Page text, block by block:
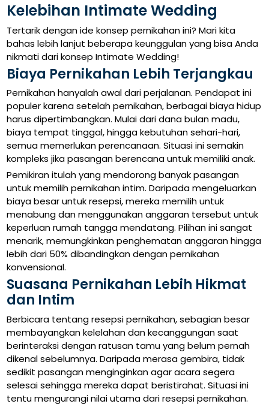
Kelebihan Intimate Wedding
Tertarik dengan ide konsep pernikahan ini? Mari kita
bahas lebih lanjut beberapa keunggulan yang bisa Anda
nikmati dari konsep Intimate Wedding!
Biaya Pernikahan Lebih Terjangkau
Pernikahan hanyalah awal dari perjalanan. Pendapat ini
populer karena setelah pernikahan, berbagai biaya hidup
harus dipertimbangkan. Mulai dari dana bulan madu,
biaya tempat tinggal, hingga kebutuhan sehari-hari,
semua memerlukan perencanaan. Situasi ini semakin
kompleks jika pasangan berencana untuk memiliki anak.
Pemikiran itulah yang mendorong banyak pasangan
untuk memilih pernikahan intim. Daripada mengeluarkan
biaya besar untuk resepsi, mereka memilih untuk
menabung dan menggunakan anggaran tersebut untuk
keperluan rumah tangga mendatang. Pilihan ini sangat
menarik, memungkinkan penghematan anggaran hingga
lebih dari 50% dibandingkan dengan pernikahan
konvensional.
Suasana Pernikahan Lebih Hikmat
dan Intim
Berbicara tentang resepsi pernikahan, sebagian besar
membayangkan kelelahan dan kecanggungan saat
berinteraksi dengan ratusan tamu yang belum pernah
dikenal sebelumnya. Daripada merasa gembira, tidak
sedikit pasangan menginginkan agar acara segera
selesai sehingga mereka dapat beristirahat. Situasi ini
tentu mengurangi nilai utama dari resepsi pernikahan.